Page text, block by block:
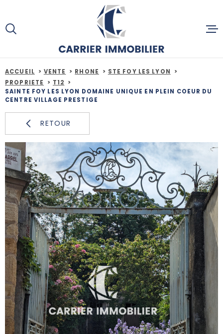
lamenu
contenu
ACCUEIL
ALERTE
NOUS
ACCUEIL VENTE RHONE
STE FOY LES LYON
PROPRIETE
T12
SAINTE FOY LES LYON DOMAINE UNIQUE EN PLEIN COEUR DU
CENTRE VILLAGE PRESTIGE
RETOUR